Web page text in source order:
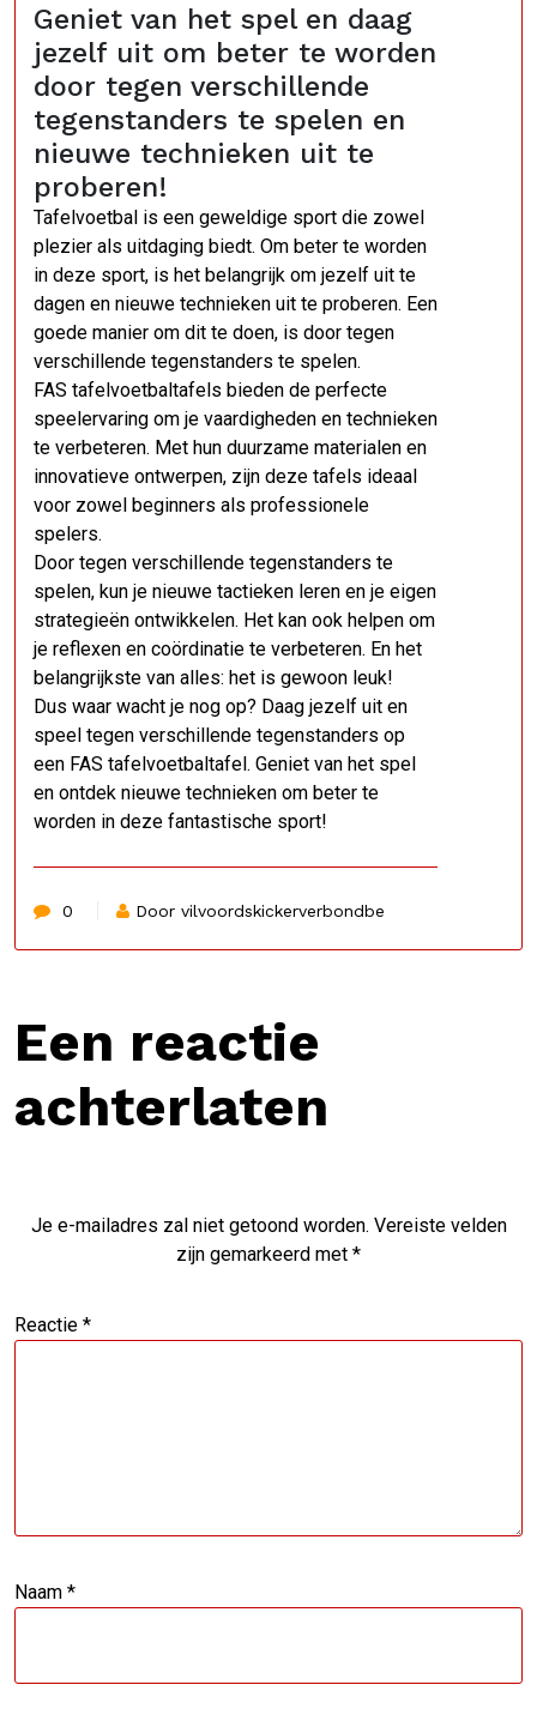
Geniet van het spel en daag
jezelf uit om beter te worden
door tegen verschillende
tegenstanders te spelen en
nieuwe technieken uit te
proberen!
Tafelvoetbal is een geweldige sport die zowel
plezier als uitdaging biedt. Om beter te worden
in deze sport, is het belangrijk om jezelf uit te
dagen en nieuwe technieken uit te proberen. Een
goede manier om dit te doen, is door tegen
verschillende tegenstanders te spelen.
FAS tafelvoetbaltafels bieden de perfecte
speelervaring om je vaardigheden en technieken
te verbeteren. Met hun duurzame materialen en
innovatieve ontwerpen, zijn deze tafels ideaal
voor zowel beginners als professionele
spelers.
Door tegen verschillende tegenstanders te
spelen, kun je nieuwe tactieken leren en je eigen
strategieën ontwikkelen. Het kan ook helpen om
je reflexen en coördinatie te verbeteren. En het
belangrijkste van alles: het is gewoon leuk!
Dus waar wacht je nog op? Daag jezelf uit en
speel tegen verschillende tegenstanders op
een FAS tafelvoetbaltafel. Geniet van het spel
en ontdek nieuwe technieken om beter te
worden in deze fantastische sport!
0 Door vilvoordskickerverbondbe
Een reactie
achterlaten
Je e-mailadres zal niet getoond worden. Vereiste velden
zijn gemarkeerd met *
Reactie *
Naam *